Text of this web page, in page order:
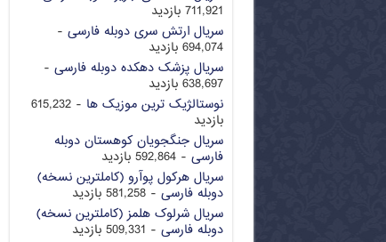
711,921 بازدید
سریال ارتش سری دوبله فارسی -
694,074 بازدید
سریال پزشک دهکده دوبله فارسی -
638,697 بازدید
نوستالژیک ترین موزیک ها
- 615,232
بازدید
سریال جنگجویان کوهستان دوبله
فارسی - 592,864 بازدید
سریال هرکول پوآرو (کاملترین نسخه)
دوبله فارسی - 581,258 بازدید
سریال شرلوک هلمز (کاملترین نسخه)
دوبله فارسی - 509,331 بازدید